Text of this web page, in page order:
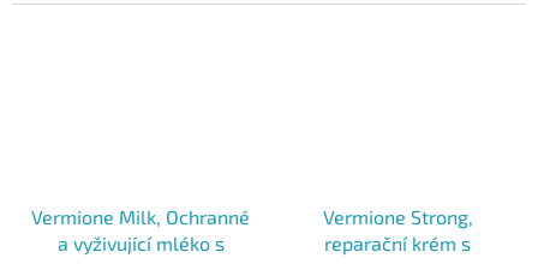
Vermione Milk, Ochranné
a vyživující mléko s
Vermione Strong,
reparační krém s